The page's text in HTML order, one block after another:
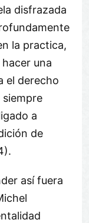
disfrazada
la practica,
una
el derecho
a
de
así fuera